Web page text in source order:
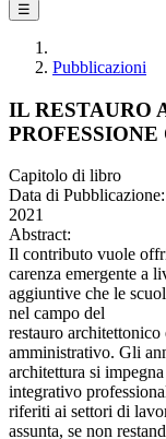
☰
Pubblicazioni
IL RESTAURO
Capitolo di libro
Data di Pubblicazione:
2021
Abstract:
Il contributo vuole
carenza emergente a
aggiuntive che le
nel campo del
restauro
amministrativo. Gli
architettura si
integrativo
riferiti ai settori di
assunta, se non